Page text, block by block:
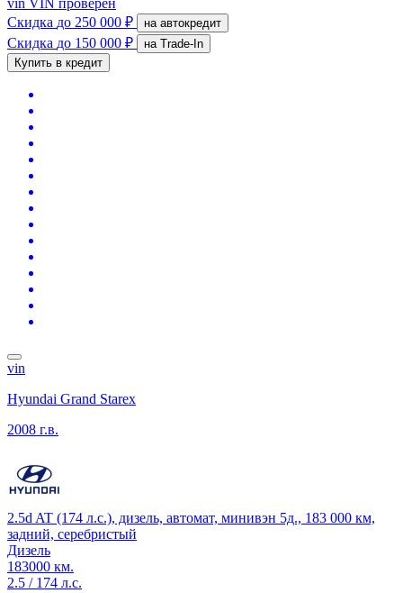
Скидка до 250 000 ₽ на автокредит
Скидка до 150 000 ₽
на Trade-In
Купить в кредит
vin
Hyundai Grand Starex
2008 г.в.
2.5d AT (174 л.с.), дизель, автомат, минивэн 5д., 183 000 км,
задний, серебристый
Дизель
183000 км.
2.5 / 174 л.с.